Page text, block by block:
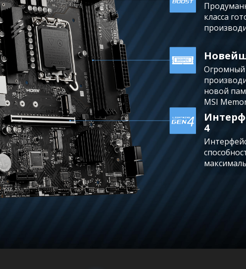
класса
Огромный
новой
MSI
4